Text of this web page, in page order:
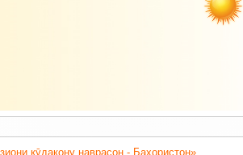
кӯдакону наврасон - Баҳористон».